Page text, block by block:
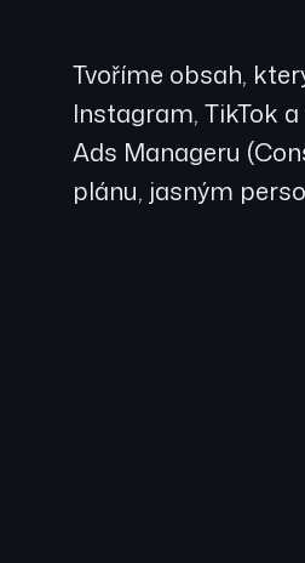
Tvoříme obsah,
Instagram, TikTok
Ads Manageru
plánu, jasným